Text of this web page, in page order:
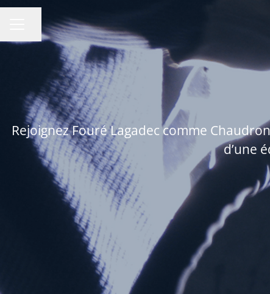
MENU CARRIÈRE
Partager la page
Rejoignez Fouré Lagadec comme
d’une